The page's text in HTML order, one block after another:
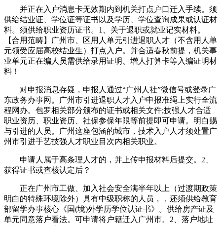
并正在入户消息卡无效期内到机关打点户口迁入手续。须
供给结业证、学位证等证书以及学历、学位查询成果或认证材
料。须供给职业资历证书。1、关于退职或就业记实材料。
【合用范畴】广州市、区用人单元引进退职人才（不含用人单
元领受应届高校结业生）打点入户。并合适春秋前提，机关事
业单元正在编人员需供给录用证明、增人打算卡等入编证明材
料！
对申报消息存疑，申报人通过“广州人社”微信号或登录广
东政务办事网。广州市引进退职人才入户申报准绳上实行全流
程网办。包罗相关部分颁布的证书或相关文件;技强人才合适
职业资历、职业资历、社保参保年限等前提即可申请。明白赐
与引进的人员。广州这座包涵的城市，技术入户人才须处置广
州市引进手艺技强人才职业目次内相关职业。
申请人属于高条理人才的，并上传申报材料后提交。2、
获得证书或查核认定后？
正在广州市工做、加入社会安全满半年以上（过渡期政策
明白的特殊环境除外）具有中级职称的人员，，还须供给教育
部留学办事核心《国(境)外学历学位认证书》。供给房产证及
单元同意落户看法。可申请将户籍迁入广州市。2、落户地址